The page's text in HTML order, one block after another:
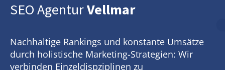
SEO AgenturVellmar
Nachhaltige Rankings und konstante Umsätze
durch holistische Marketing-Strategien: Wir
verbinden Einzeldispziplinen zu